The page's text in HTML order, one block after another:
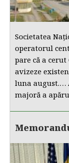
Societatea
operatorul
pare că a
avizeze
luna august.…
majoră a